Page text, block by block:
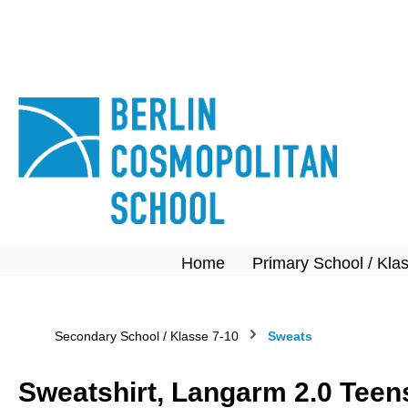
Home Primary School /
Secondary School / Klasse 7-10 Sweats
Sweatshirt, Langarm 2.0